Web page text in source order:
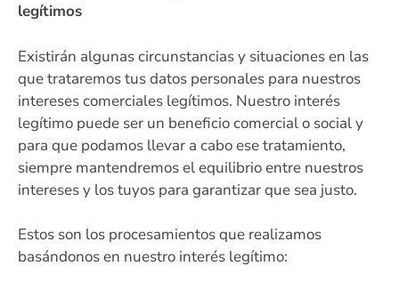
legítimos
Existirán algunas circunstancias y situaciones en las
que trataremos tus datos personales para nuestros
intereses comerciales legítimos. Nuestro interés
legítimo puede ser un beneficio comercial o social y
para que podamos llevar a cabo ese tratamiento,
siempre mantendremos el equilibrio entre nuestros
intereses y los tuyos para garantizar que sea justo.
Estos son los procesamientos que realizamos
basándonos en nuestro interés legítimo: